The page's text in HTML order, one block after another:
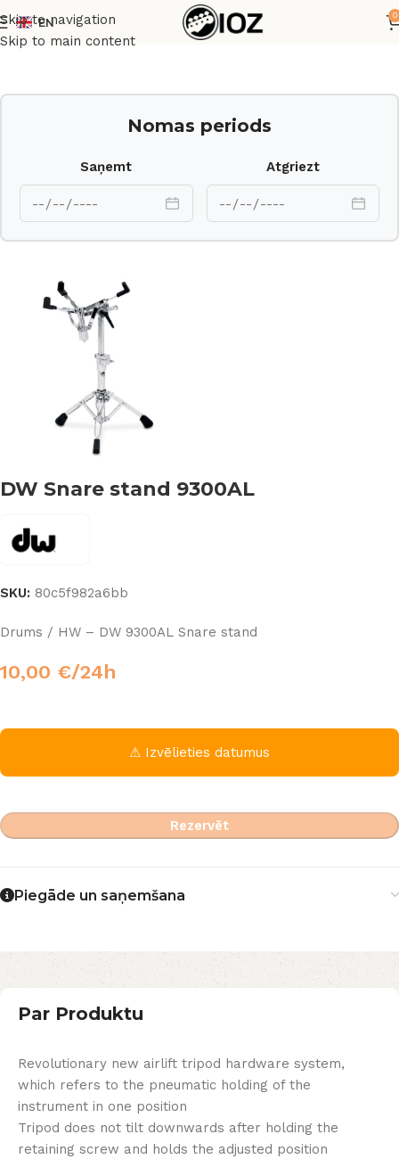
Skip to navigation
Skip to main content
EN
0
Sākums Bungas HW
Nomas periods
Saņemt Atgriezt
DW Snare stand 9300AL
SKU: 80c5f982a6bb
Drums / HW – DW 9300AL Snare stand
10,00 €/24h
⚠ Izvēlieties datumus
Rezervēt
Piegāde un saņemšana
Par Produktu
Revolutionary new airlift tripod hardware system,
which refers to the pneumatic holding of the
instrument in one position
Tripod does not tilt downwards after holding the
retaining screw and holds the adjusted position